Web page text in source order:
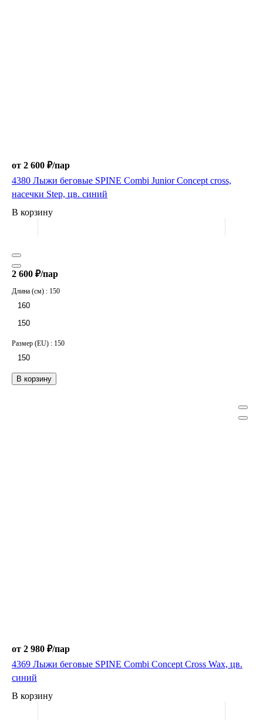
от 2 600 ₽/пар
4380 Лыжи беговые SPINE Combi Junior Concept cross,
насечки Step, цв. синий
В корзину
В корзину
2 600 ₽/пар
Длина (см) : 150
160
150
Размер (EU) : 150
150
от 2 980 ₽/пар
4369 Лыжи беговые SPINE Combi Concept Cross Wax, цв.
синий
В корзину